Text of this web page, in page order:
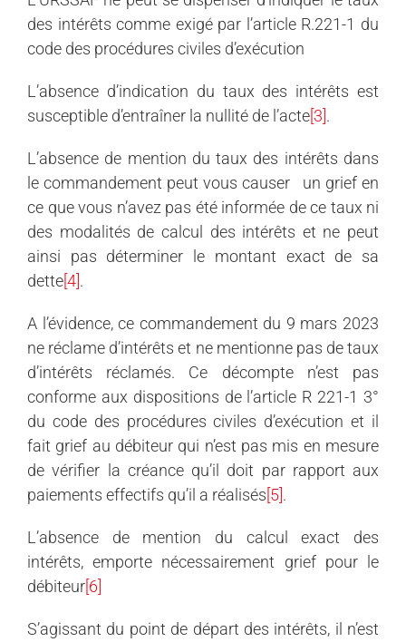
des intérêts comme exigé par l’article R.221-1 du
code des procédures civiles d’exécution
L’absence d’indication du taux des intérêts est
susceptible d’entraîner la nullité de l’acte [3] .
L’absence de mention du taux des intérêts dans
le commandement peut vous causer un grief en
ce que vous n’avez pas été informée de ce taux ni
des modalités de calcul des intérêts et ne peut
ainsi pas déterminer le montant exact de sa
dette[4] .
A l’évidence, ce commandement du 9 mars 2023
ne réclame d’intérêts et ne mentionne pas de taux
d’intérêts réclamés. Ce décompte n’est pas
conforme aux dispositions de l’article R 221-1 3°
du code des procédures civiles d’exécution et il
fait grief au débiteur qui n’est pas mis en mesure
de vérifier la créance qu’il doit par rapport aux
paiements effectifs qu’il a réalisés [5] .
L’absence de mention du calcul exact des
intérêts, emporte nécessairement grief pour le
débiteur [6]
S’agissant du point de départ des intérêts, il n’est